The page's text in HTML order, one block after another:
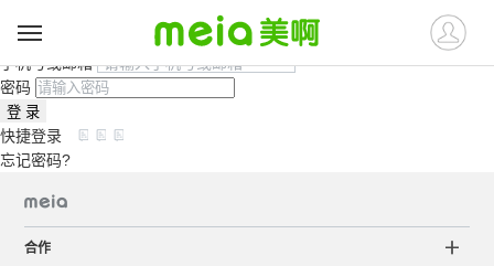
账号密码登录
手机验证码登录
手机号或邮箱
密码
登 录
快捷登录
忘记密码?
合作